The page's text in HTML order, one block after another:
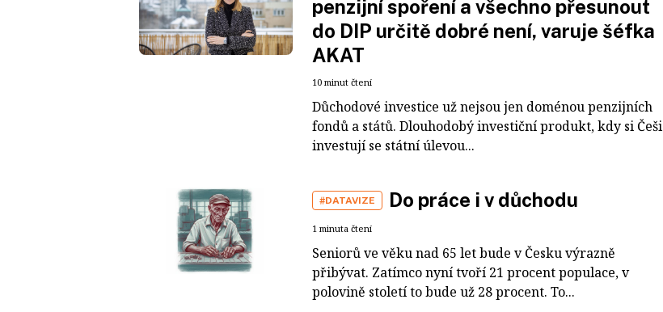
penzijní spoření a všechno přesunout
do DIP určitě dobré není, varuje šéfka
AKAT
10 minut čtení
Důchodové investice už nejsou jen doménou penzijních
fondů a států. Dlouhodobý investiční produkt, kdy si Češi
investují se státní úlevou...
#DATAVIZE Do práce i v důchodu
1 minuta čtení
Seniorů ve věku nad 65 let bude v Česku výrazně
přibývat. Zatímco nyní tvoří 21 procent populace, v
polovině století to bude už 28 procent. To...